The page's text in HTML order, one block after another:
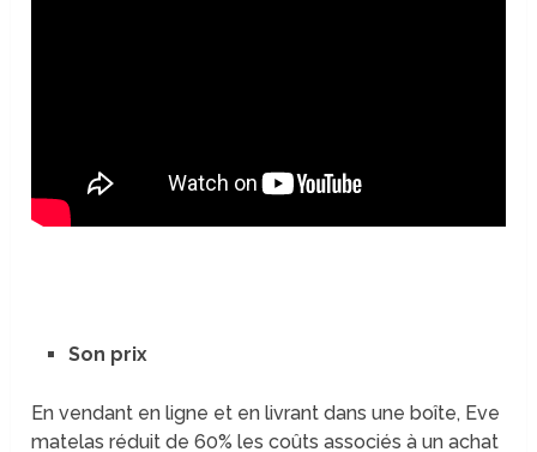
Son prix
En vendant en ligne et en livrant dans une boîte, Eve
matelas réduit de 60% les coûts associés à un achat